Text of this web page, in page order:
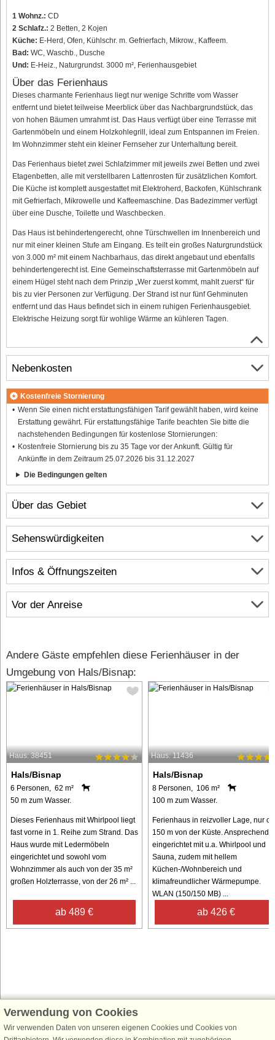
1 Wohnz.: CD
2 Schlafz.: 2 Betten, 2 Kojen
Küche: E-Herd, Ofen, Kühlschr. m. Gefrierfach, Mikrow., Kaffeem.
Bad: WC, Waschb., Dusche
Und: E-Heiz., Naturgrundst. 3000 m², Ferienhausgebiet
Über das Ferienhaus
Dieses charmante Ferienhaus liegt nur wenige Schritte vom Wasser
entfernt und bietet teilweise Meerblick über das Nachbargrundstück, das
von hohen Bäumen umrahmt ist. Das Haus verfügt über eine Terrasse mit
Gartenmöbeln und einem Holzkohlegrill, ideal zum Entspannen im Freien.
Im Wohnzimmer steht ein kleiner Fernseher zur Unterhaltung bereit.
Das Ferienhaus bietet zwei Schlafzimmer mit jeweils zwei Betten und zwei
Etagenbetten, alle mit verstellbaren Lattenrosten für zusätzlichen Komfort.
Die Küche ist komplett ausgestattet mit Elektroherd, Backofen, Kühlschrank
mit Gefrierfach, Mikrowelle und Kaffeemaschine. Das Badezimmer verfügt
über eine Dusche, Toilette und Waschbecken.
Das Haus ist behindertengerecht, ohne Türschwellen im Innenbereich und
nur mit einer kleinen Stufe am Eingang. Es teilt ein großes Naturgrundstück
von 3.000 m² mit einem Nachbarhaus, das direkt angebaut und ebenfalls
behindertengerecht ist. Eine Gemeinschaftsterrasse mit Gartenmöbeln auf
einem Hügel steht nach dem Prinzip „Wer zuerst kommt, mahlt zuerst“ für
bis zu vier Personen zur Verfügung. Der Strand ist nur fünf Gehminuten
entfernt und das Haus befindet sich in einem ruhigen Ferienhausgebiet.
Elektrische Heizung sorgt für wohlige Wärme an kühleren Tagen.
Über das Gebiet
Infos & Öffnungszeiten
Vor der Anreise
Nebenkosten
Kostenfreie Stornierung
Wenn Sie einen nicht erstattungsfähigen Tarif gewählt haben, wird keine
Erstattung gewährt. Für erstattungsfähige Tarife beachten Sie bitte die
nachstehenden Bedingungen für kostenlose Stornierungen:
Kostenfreie Stornierung bis zu 35 Tage vor der Ankunft. Gültig für
Ankünfte in dem Zeitraum 25.07.2026 bis 31.12.2027
Die Bedingungen gelten
Sehenswürdigkeiten
Andere Gäste empfehlen diese Ferienhäuser in der
Umgebung von Hals/Bisnap:
Haus: 38451
Hals/Bisnap
6 Personen, 62 m²
50 m zum Wasser.
Dieses Ferienhaus mit Whirlpool liegt
fast vorne in 1. Reihe zum Strand. Das
Haus wurde mit Ledermöbeln
eingerichtet und sowohl vom
Wohnzimmer als auch von der 35 m²
großen Holzterrasse, von der 26 m² ...
ab 489 €
Haus: 11436
Hals/Bisnap
8 Personen, 106 m²
100 m zum Wasser.
Ferienhaus in reizvoller Lage, nur
150 m von der Küste. Ansprechend
eingerichtet mit u.a. Whirlpool und
Sauna, zudem mit hellem
Küchen-/Wohnbereich und
klimafreundlicher Wärmepumpe.
WLAN (150/150 MB) ...
ab 426 €
Schließen Sie sich 100.000 Ferienhaus-Fans an
Verwendung von Cookies
Wir verwenden Daten von unseren eigenen Cookies und Cookies von